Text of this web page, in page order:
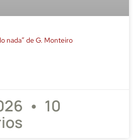
nada” de G. Monteiro
10